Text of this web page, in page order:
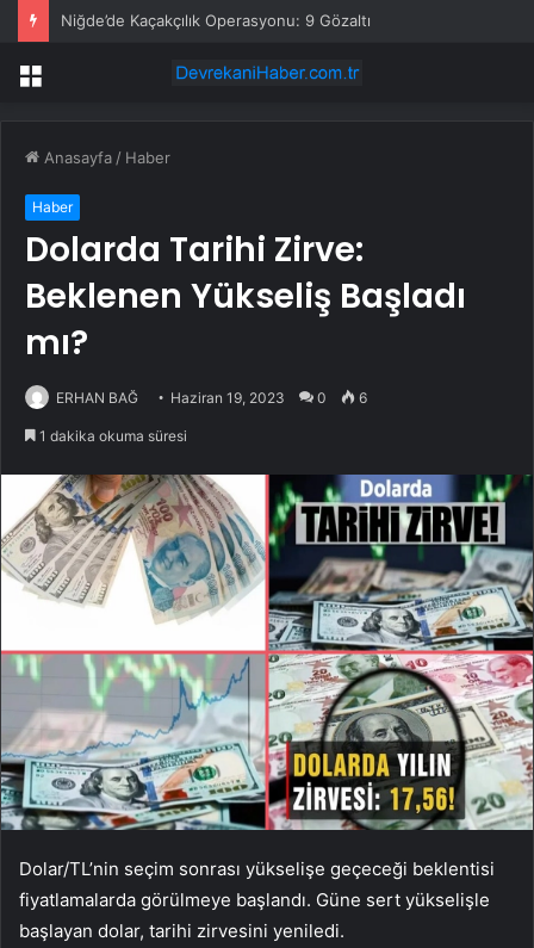
Niğde’de Kaçakçılık Operasyonu: 9 Gözaltı
Menü
Anasayfa / Haber
Haber
Dolarda Tarihi Zirve:
Beklenen Yükseliş Başladı
mı?
ERHAN BAĞ Haziran 19, 2023 0 6
1 dakika okuma süresi
Dolar/TL’nin seçim sonrası yükselişe geçeceği beklentisi
fiyatlamalarda görülmeye başlandı. Güne sert yükselişle
başlayan dolar, tarihi zirvesini yeniledi.